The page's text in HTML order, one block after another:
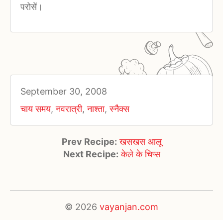
परोसें।
September 30, 2008
चाय समय,नवरात्री,नाश्ता,स्नैक्स
Prev Recipe: खसखस आलू
Next Recipe: केले के चिप्स
© 2026 vayanjan.com